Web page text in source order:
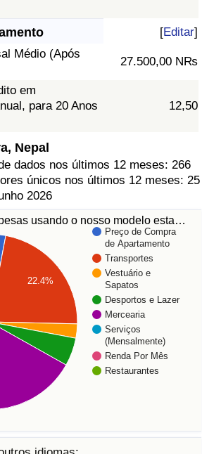
[Editar]
Médio (Após
27.500,00 N₨
em
para 20 Anos
12,50
Nepal
dados nos últimos 12 meses: 266
únicos nos últimos 12 meses: 25
2026
usando o nosso modelo esta…
Preço de Compra
de Apartamento
Transportes
Vestuário e
Sapatos
Desportos e Lazer
Mercearia
Serviços
(Mensalmente)
Renda Por Mês
Restaurantes
22.4%